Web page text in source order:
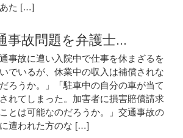
あた […]
事故問題を弁護士...
通事故に遭い入院中で仕事を休まざるを
でいるが、休業中の収入は補償されな
ろうか。」「駐車中の自分の車が当て
れてしまった。加害者に損害賠償請求
とは可能なのだろうか。」交通事故の
遭われた方のな […]